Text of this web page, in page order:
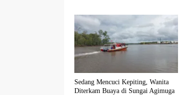
Sedang Mencuci Kepiting, Wanita
Diterkam Buaya di Sungai Agimuga